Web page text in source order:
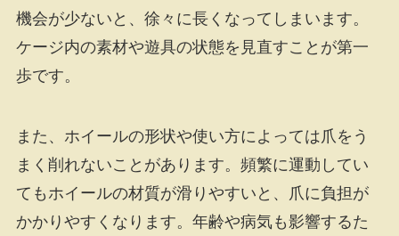
機会が少ないと、徐々に長くなってしまいます。
ケージ内の素材や遊具の状態を見直すことが第一
歩です。
また、ホイールの形状や使い方によっては爪をう
まく削れないことがあります。頻繁に運動してい
てもホイールの材質が滑りやすいと、爪に負担が
かかりやすくなります。年齢や病気も影響するた